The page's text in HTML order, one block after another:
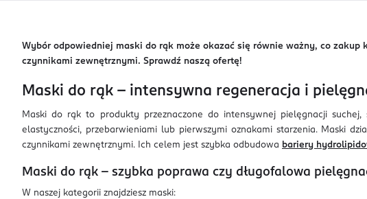
Wybór odpowiedniej maski do rąk może okazać się równie ważny, co
czynnikami zewnętrznymi. Sprawdź naszą ofertę!
Maski do rąk – intensywna regeneracja i
Maski do rąk to produkty przeznaczone do intensywnej pielęgnacji
elastyczności, przebarwieniami lub pierwszymi oznakami starzenia. Maski
czynnikami zewnętrznymi. Ich celem jest szybka odbudowa bariery
Maski do rąk – szybka poprawa czy długofalowa
W naszej kategorii znajdziesz maski: